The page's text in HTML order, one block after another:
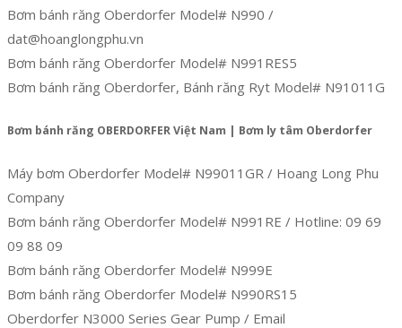
Bơm bánh răng Oberdorfer Model# N990 /
dat@hoanglongphu.vn
Bơm bánh răng Oberdorfer Model# N991RES5
Bơm bánh răng Oberdorfer, Bánh răng Ryt Model# N91011G
Bơm bánh răng OBERDORFER Việt Nam | Bơm ly tâm Oberdorfer
Máy bơm Oberdorfer Model# N99011GR / Hoang Long Phu
Company
Bơm bánh răng Oberdorfer Model# N991RE / Hotline: 09 69
09 88 09
Bơm bánh răng Oberdorfer Model# N999E
Bơm bánh răng Oberdorfer Model# N990RS15
Oberdorfer N3000 Series Gear Pump / Email